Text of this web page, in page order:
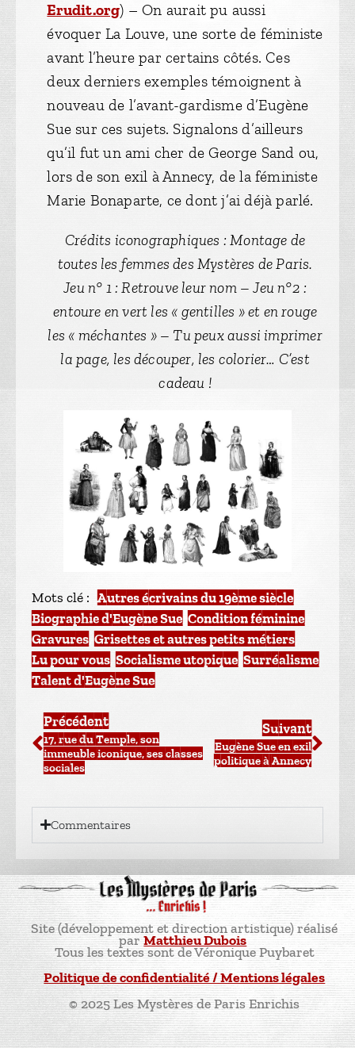
Erudit.org) – On aurait pu aussi
évoquer La Louve, une sorte de féministe
avant l’heure par certains côtés. Ces
deux derniers exemples témoignent à
nouveau de l’avant-gardisme d’Eugène
Sue sur ces sujets. Signalons d’ailleurs
qu’il fut un ami cher de George Sand ou,
lors de son exil à Annecy, de la féministe
Marie Bonaparte, ce dont j’ai déjà parlé.
Crédits iconographiques : Montage de
toutes les femmes des Mystères de Paris.
Jeu n° 1 : Retrouve leur nom – Jeu n°2 :
entoure en vert les « gentilles » et en rouge
les « méchantes » – Tu peux aussi imprimer
la page, les découper, les colorier… C’est
cadeau !
Mots clé : Autres écrivains du 19ème siècle
Biographie d'Eugène Sue Condition féminine
Gravures Grisettes et autres petits métiers
Lu pour vous Socialisme utopique Surréalisme
Talent d'Eugène Sue
Précédent
17, rue du Temple, son
immeuble iconique, ses classes
sociales
Suivant
Eugène Sue en exil
politique à Annecy
Commentaires
Site (développement et direction artistique) réalisé
parMatthieu Dubois
Tous les textes sont de Véronique Puybaret
Politique de confidentialité / Mentions légales
© 2025 Les Mystères de Paris Enrichis